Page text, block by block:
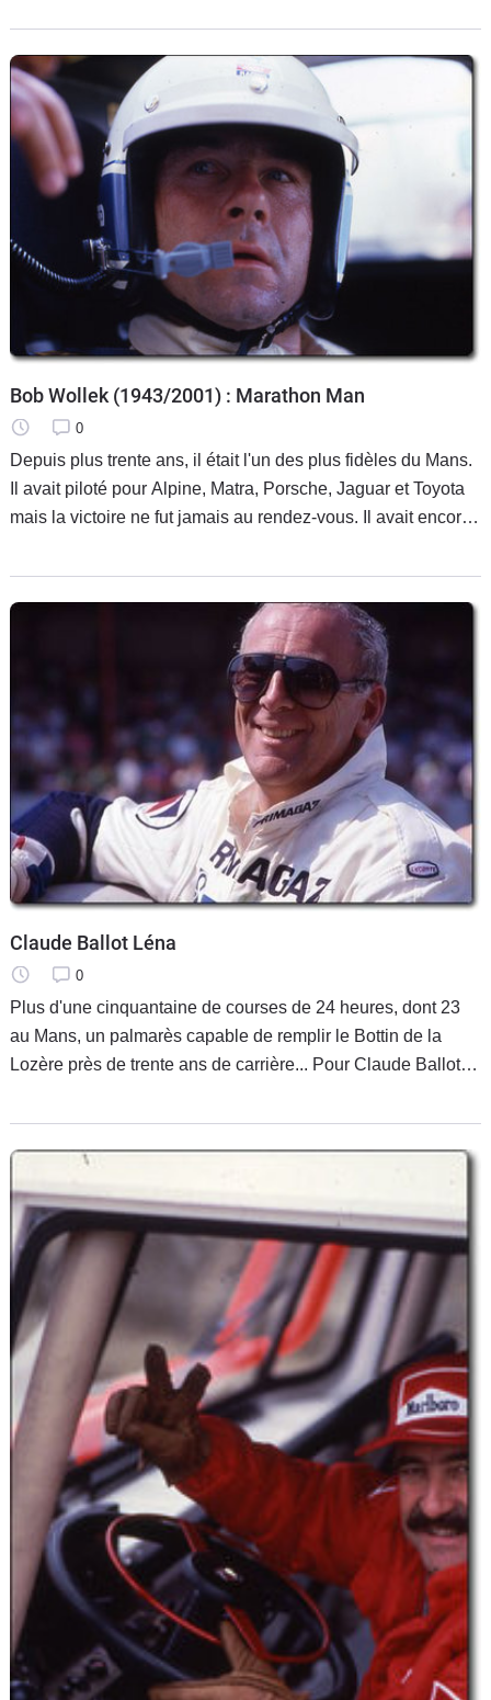
Senna, connu
Bob Wollek (1943/2001) : Marathon Man
0
Depuis plus trente ans, il était l'un des plus fidèles du Mans.
Il avait piloté pour Alpine, Matra, Porsche, Jaguar et Toyota
mais la victoire ne fut jamais au rendez-vous. Il avait encore
Claude Ballot Léna
0
Plus d'une cinquantaine de courses de 24 heures, dont 23
au Mans, un palmarès capable de remplir le Bottin de la
Lozère près de trente ans de carrière... Pour Claude Ballot
simplement " de